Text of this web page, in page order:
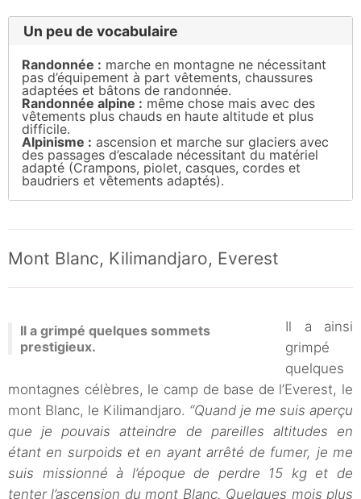
Un peu de vocabulaire
Randonnée : marche en montagne ne nécessitant
pas d’équipement à part vêtements, chaussures
adaptées et bâtons de randonnée.
Randonnée alpine : même chose mais avec des
vêtements plus chauds en haute altitude et plus
difficile.
Alpinisme : ascension et marche sur glaciers avec
des passages d’escalade nécessitant du matériel
adapté (Crampons, piolet, casques, cordes et
baudriers et vêtements adaptés).
Mont Blanc, Kilimandjaro, Everest
Il a grimpé quelques sommets
prestigieux.
Il a ainsi
grimpé
quelques
montagnes célèbres, le camp de base de l’Everest, le
mont Blanc, le Kilimandjaro. “Quand je me suis aperçu
que je pouvais atteindre de pareilles altitudes en
étant en surpoids et en ayant arrêté de fumer, je me
suis missionné à l’époque de perdre 15 kg et de
tenter l’ascension du mont Blanc. Quelques mois plus